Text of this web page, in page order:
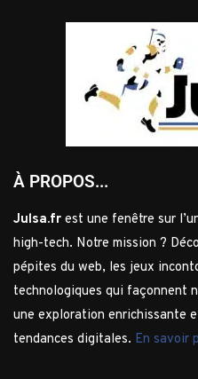
À PROPOS...
Julsa.fr est une fenêtre sur
high-tech. Notre mission ?
pépites du web, les jeux
technologiques qui façonnent
une exploration enrichissante
tendances digitales. En savoir